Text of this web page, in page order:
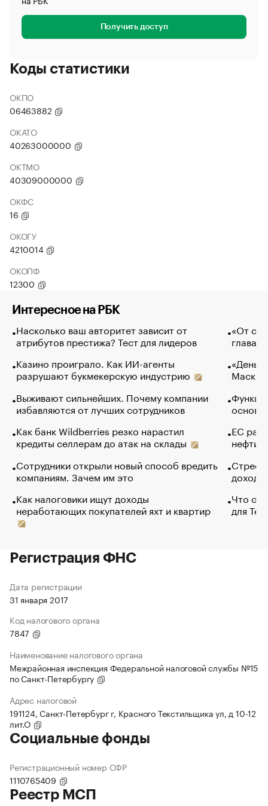
Получить доступ
Коды статистики
ОКПО
06463882
ОКАТО
40263000000
ОКТМО
40309000000
ОКФС
16
ОКОГУ
4210014
ОКОПФ
12300
Интересное на РБК
Насколько ваш авторитет зависит от
атрибутов престижа? Тест для лидеров
Казино проиграло. Как ИИ-агенты
разрушают букмекерскую индустрию
Выживают сильнейших. Почему компании
избавляются от лучших сотрудников
Как банк Wildberries резко нарастил
кредиты селлерам до атак на склады
Сотрудники открыли новый способ вредить
компаниям. Зачем им это
Как налоговики ищут доходы
неработающих покупателей яхт и квартир
«От
глава
Маск в
основ
ЕС
нефти
Что
для
Регистрация ФНС
Дата регистрации
31 января 2017
Код налогового органа
7847
Наименование налогового органа
Межрайонная инспекция Федеральной налоговой службы №15
по Санкт-Петербургу
Адрес налоговой
191124, Санкт-Петербург г, Красного Текстильщика ул, д 10-12
лит.О
Социальные фонды
Регистрационный номер СФР
1110765409
Реестр МСП